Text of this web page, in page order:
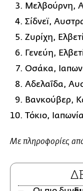
Μελβούρνη,
Σίδνεϊ,
Ζυρίχη,
Γενεύη,
Οσάκα,
Αδελαΐδα,
Βανκούβερ,
Τόκιο, Ιαπωνία
Με πληροφορίες